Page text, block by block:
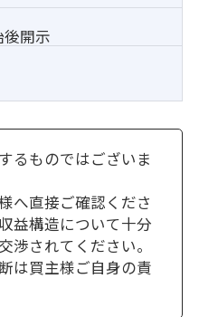
開示
るものではございま
へ直接ご確認くださ
益構造について十分
渉されてください。
は買主様ご自身の責